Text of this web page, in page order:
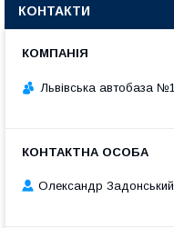
КОНТАКТИ
Львівська автобаза №1
Олександр Задонський